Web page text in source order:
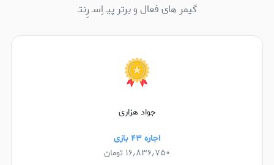
گیمر های فعال و برتر پیـ اِسـ رِنتـ
جواد هزاری
اجاره ۴۳ بازی
۱۶٫۸۳۶٫۷۵۰ تومان